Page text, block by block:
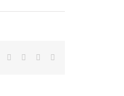
LinkedIn
TumblrPinterest